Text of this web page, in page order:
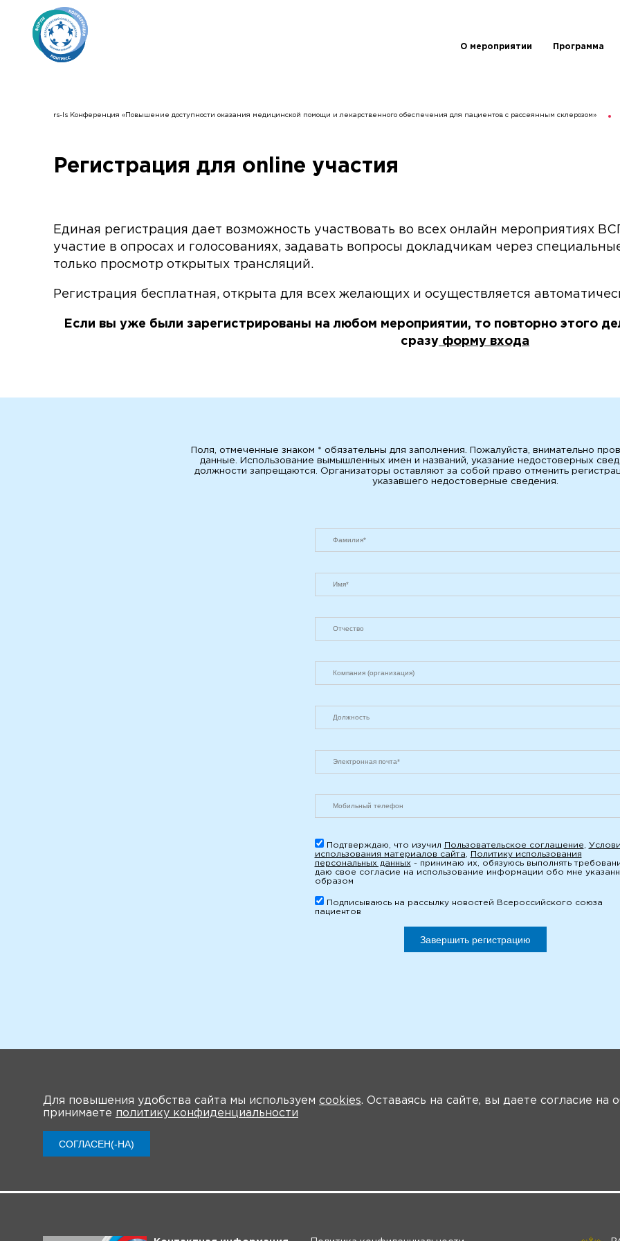
О мероприятии Программа
rs-ls Конференция «Повышение доступности оказания медицинской помощи и лекарственного обеспечения для пациентов с рассеянным склерозом»
Регистрация для online участия
Единая регистрация дает возможность участвовать во всех онлайн мероприятиях
участие в опросах и голосованиях, задавать вопросы докладчикам через
только просмотр открытых трансляций.
Регистрация бесплатная, открыта для всех желающих и осуществляется
Если вы уже были зарегистрированы на любом мероприятии, то повторно этого
сразу форму входа
Поля, отмеченные знаком * обязательны для заполнения. Пожалуйста, внимательно
данные. Использование вымышленных имен и названий, указание недостоверных
должности запрещаются. Организаторы оставляют за собой право отменить
указавшего недостоверные сведения.
Подтверждаю, что изучил Пользовательское соглашение
использования материалов сайта
Политику использования
персональных данных - принимаю их, обязуюсь выполнять
даю свое согласие на использование информации обо мне
образом
Подписываюсь на рассылку новостей Всероссийского союза
пациентов
Завершить регистрацию
Для повышения удобства сайта мы используем cookies. Оставаясь на сайте, вы даете согласие на
принимаете политику конфиденциальности
СОГЛАСЕН(-НА)